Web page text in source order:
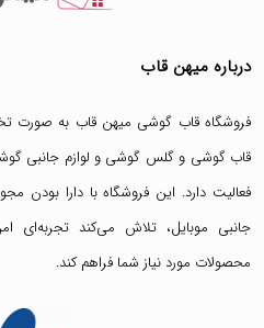
درباره میهن قاب
فروشگاه قاب گوشی میهن قاب به صورت
قاب گوشی وگلس گوشی و لوازم جانبی
فعالیت دارد. این فروشگاه با دارا بودن
جانبی موبایل، تلاش می‌کند تجربه‌ای
محصولات مورد نیاز شما فراهم کند.